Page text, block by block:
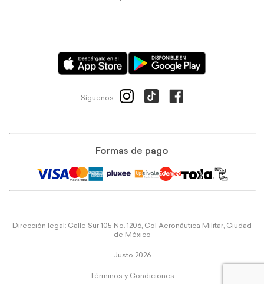
Síguenos:
Formas de pago
Dirección legal: Calle Sur 105 No. 1206, Col Aeronáutica Militar, Ciudad
de México
Justo 2026
Términos y Condiciones